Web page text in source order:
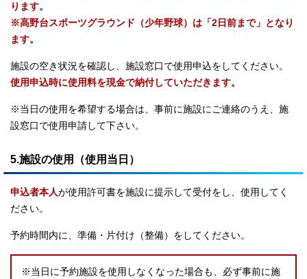
ります。
※高野台スポーツグラウンド（少年野球）は「2日前まで」となり
ます。
施設の空き状況を確認し、施設窓口で使用申込をしてください。
使用申込時に使用料を現金で納付していただきます。
※当日の使用を希望する場合は、事前に施設にご連絡のうえ、施
設窓口で使用申請して下さい。
5.施設の使用（使用当日）
申込者本人が使用許可書を施設に提示して受付をし、使用してく
ださい。
予約時間内に、準備・片付け（整備）をしてください。
※当日に予約施設を使用しなくなった場合も、必ず事前に施